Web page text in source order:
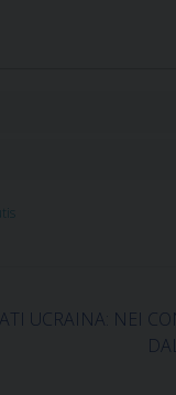
UCRAINA: NEI